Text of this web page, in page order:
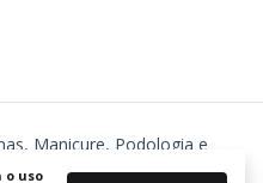
o uso
Manicure, Podologia e